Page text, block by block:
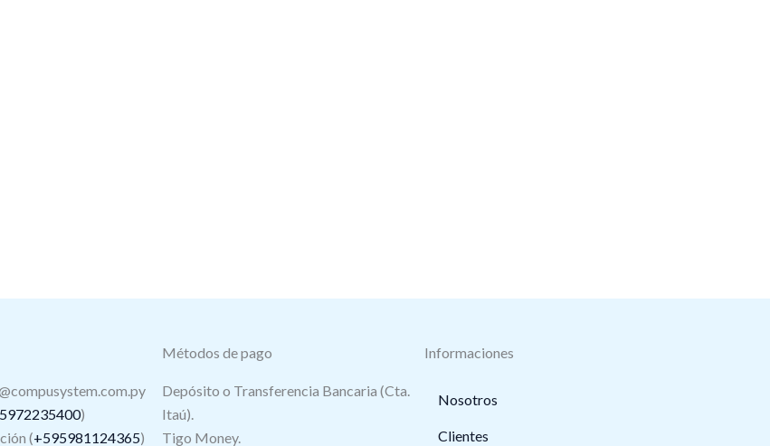
Métodos de pago Informaciones
)
(+595981124365)
Depósito o Transferencia Bancaria (Cta.
Itaú).
Tigo Money.
Nosotros
Clientes